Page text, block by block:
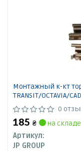
Монтажный к-кт
TRANSIT/OCTAVIA/
0
185 ₴
на складе
Артикул:
JP GROUP